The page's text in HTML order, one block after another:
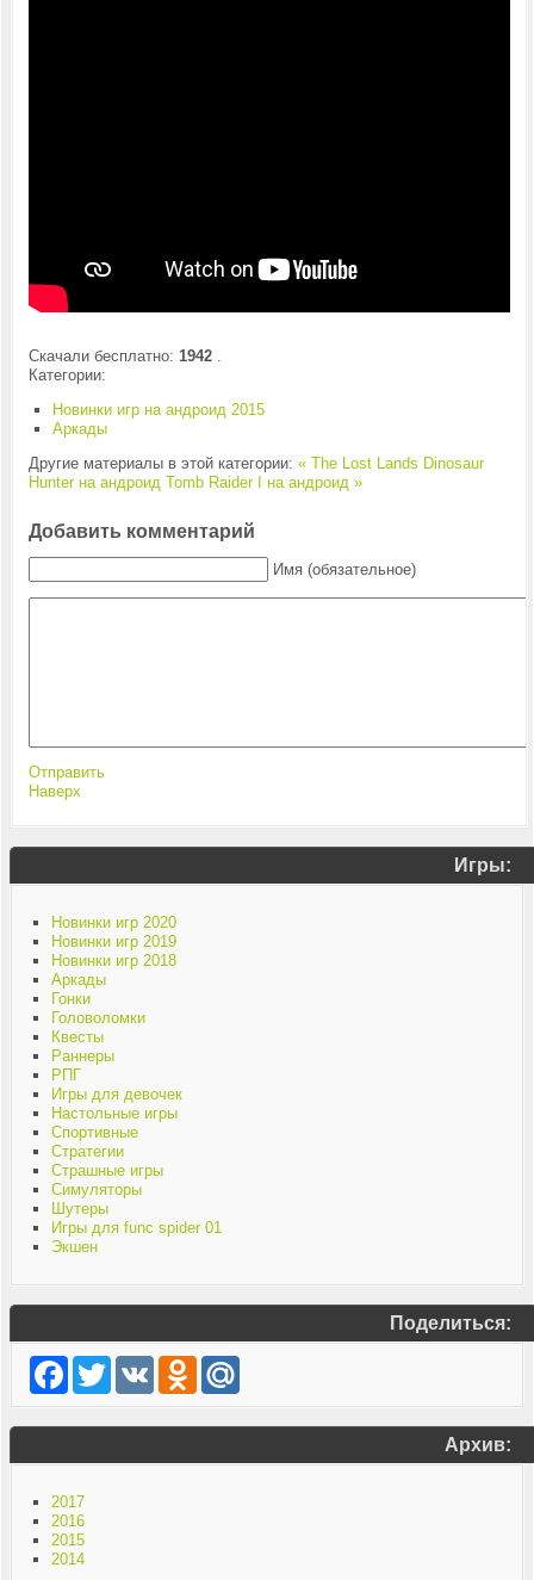
Скачали бесплатно: 1942.
Категории:
Новинки игр на андроид 2015
Аркады
Другие материалы в этой категории: « The Lost Lands Dinosaur
Hunter на андроид Tomb Raider I на андроид »
Добавить комментарий
Имя (обязательное)
Отправить
Наверх
Игры:
Новинки игр 2020
Новинки игр 2019
Новинки игр 2018
Аркады
Гонки
Головоломки
Квесты
Раннеры
РПГ
Игры для девочек
Настольные игры
Спортивные
Стратегии
Страшные игры
Симуляторы
Шутеры
Игры для func spider 01
Экшен
Поделиться:
Facebook
TwitterVK Odnoklassniki
Mail.Ru
Архив:
2017
2016
2015
2014